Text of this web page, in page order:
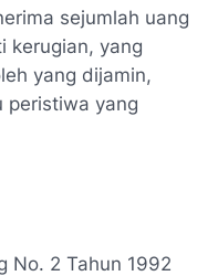
sejumlah uang
kerugian, yang
yang dijamin,
peristiwa yang
No. 2 Tahun 1992